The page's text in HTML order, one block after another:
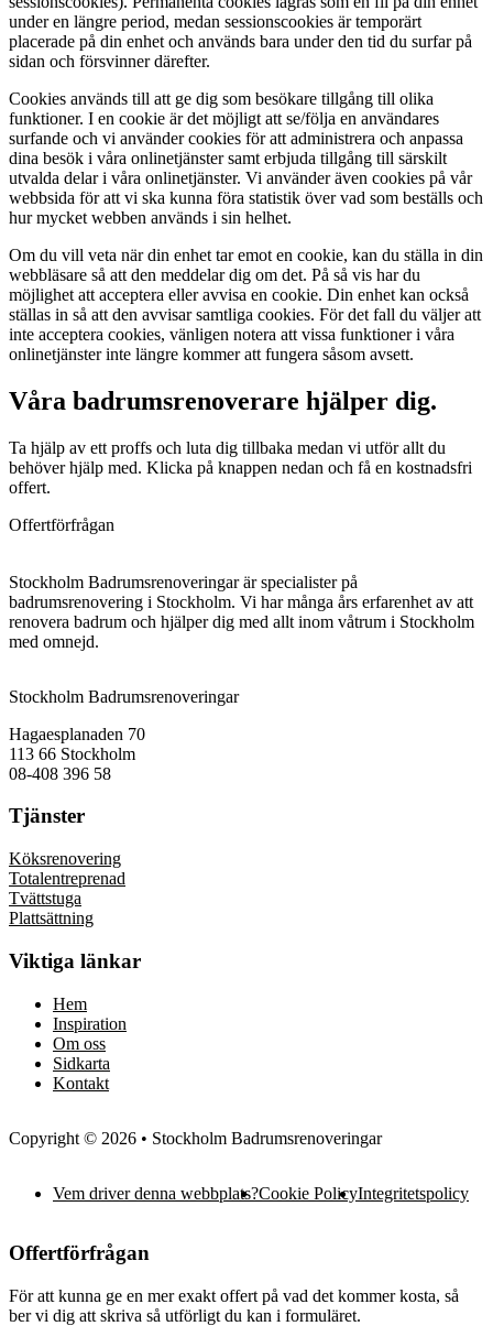
under en längre period, medan sessionscookies är temporärt
placerade på din enhet och används bara under den tid du surfar på
sidan och försvinner därefter.
Cookies används till att ge dig som besökare tillgång till olika
funktioner. I en cookie är det möjligt att se/följa en användares
surfande och vi använder cookies för att administrera och anpassa
dina besök i våra onlinetjänster samt erbjuda tillgång till särskilt
utvalda delar i våra onlinetjänster. Vi använder även cookies på vår
webbsida för att vi ska kunna föra statistik över vad som beställs och
hur mycket webben används i sin helhet.
Om du vill veta när din enhet tar emot en cookie, kan du ställa in din
webbläsare så att den meddelar dig om det. På så vis har du
möjlighet att acceptera eller avvisa en cookie. Din enhet kan också
ställas in så att den avvisar samtliga cookies. För det fall du väljer att
inte acceptera cookies, vänligen notera att vissa funktioner i våra
onlinetjänster inte längre kommer att fungera såsom avsett.
Våra badrumsrenoverare hjälper dig.
Ta hjälp av ett proffs och luta dig tillbaka medan vi utför allt du
behöver hjälp med. Klicka på knappen nedan och få en kostnadsfri
offert.
Offertförfrågan
Stockholm Badrumsrenoveringar är specialister på
badrumsrenovering i Stockholm. Vi har många års erfarenhet av att
renovera badrum och hjälper dig med allt inom våtrum i Stockholm
med omnejd.
Stockholm Badrumsrenoveringar
Hagaesplanaden 70
113 66 Stockholm
08-408 396 58
Tjänster
Köksrenovering
Totalentreprenad
Tvättstuga
Plattsättning
Viktiga länkar
Hem
Inspiration
Om oss
Sidkarta
Kontakt
Copyright © 2026 • Stockholm Badrumsrenoveringar
Vem driver denna webbplats?Cookie PolicyIntegritetspolicy
Offertförfrågan
För att kunna ge en mer exakt offert på vad det kommer kosta, så
ber vi dig att skriva så utförligt du kan i formuläret.